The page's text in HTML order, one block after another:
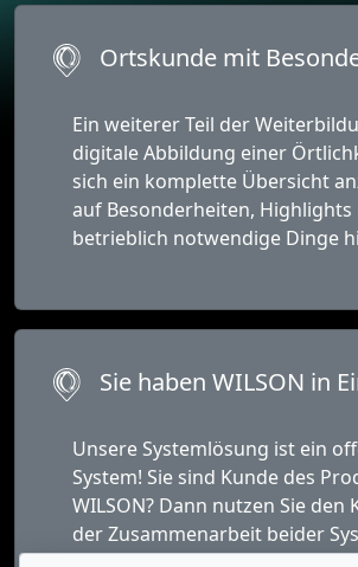
Ortskunde mit
Ein weiterer Teil der
digitale Abbildung einer
sich ein komplette Übersicht
auf Besonderheiten, Highlights
betrieblich notwendige Dinge
Sie haben WILSON in
Unsere Systemlösung ist ein
System! Sie sind Kunde des
WILSON? Dann nutzen Sie den
der Zusammenarbeit beider